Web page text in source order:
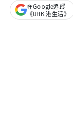
在Google追蹤
《UHK 港生活》